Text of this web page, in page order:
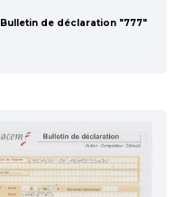
Bulletin de déclaration "777"